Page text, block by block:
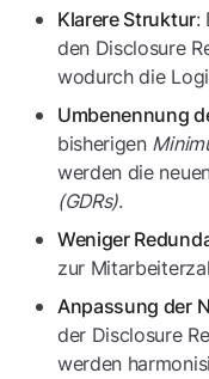
Klarere Struktur:
den Disclosure
wodurch die
Umbenennung
bisherigen
werden die
(GDRs).
Weniger
zur
Anpassung der
der Disclosure
werden